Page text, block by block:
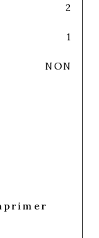
2
1
NON